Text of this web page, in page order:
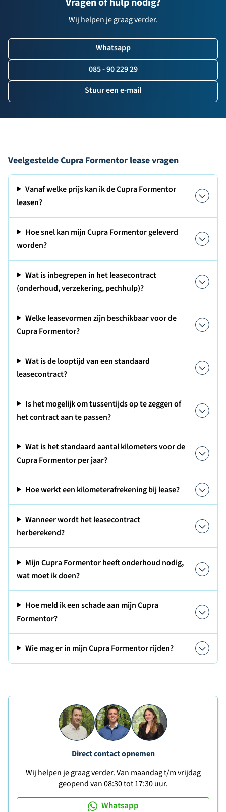
Wij helpen je graag verder.
Whatsapp
085 - 90 229 29
Stuur een e-mail
Veelgestelde Cupra Formentor lease vragen
Vanaf welke prijs kan ik de Cupra Formentor
leasen?
Hoe snel kan mijn Cupra Formentor geleverd
worden?
Wat is inbegrepen in het leasecontract
(onderhoud, verzekering, pechhulp)?
Welke leasevormen zijn beschikbaar voor de
Cupra Formentor?
Wat is de looptijd van een standaard
leasecontract?
Is het mogelijk om tussentijds op te zeggen of
het contract aan te passen?
Wat is het standaard aantal kilometers voor de
Cupra Formentor per jaar?
Hoe werkt een kilometerafrekening bij lease?
Wanneer wordt het leasecontract
herberekend?
Mijn Cupra Formentor heeft onderhoud nodig,
wat moet ik doen?
Hoe meld ik een schade aan mijn Cupra
Formentor?
Wie mag er in mijn Cupra Formentor rijden?
Direct contact opnemen
Wij helpen je graag verder. Van maandag t/m vrijdag
geopend van 08:30 tot 17:30 uur.
Whatsapp